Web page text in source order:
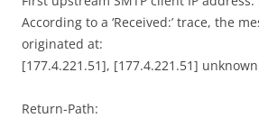
According to a ‘Received:’ trace, the
originated at:
[177.4.221.51], [177.4.221.51]
Return-Path: